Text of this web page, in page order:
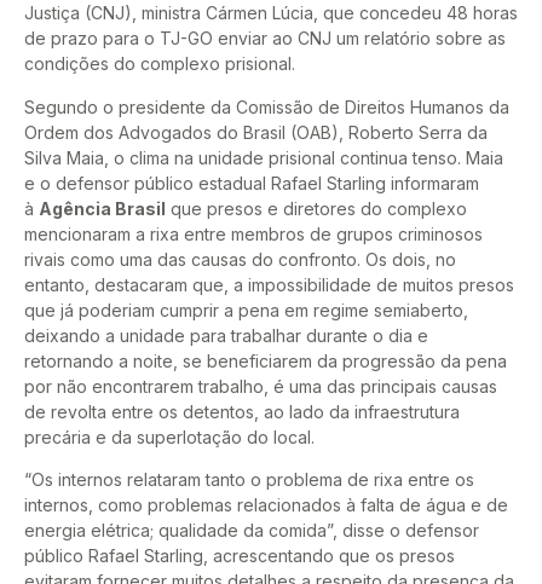
Justiça (CNJ), ministra Cármen Lúcia, que concedeu 48 horas
de prazo para o TJ-GO enviar ao CNJ um relatório sobre as
condições do complexo prisional.
Segundo o presidente da Comissão de Direitos Humanos da
Ordem dos Advogados do Brasil (OAB), Roberto Serra da
Silva Maia, o clima na unidade prisional continua tenso. Maia
e o defensor público estadual Rafael Starling informaram
à Agência Brasil que presos e diretores do complexo
mencionaram a rixa entre membros de grupos criminosos
rivais como uma das causas do confronto. Os dois, no
entanto, destacaram que, a impossibilidade de muitos presos
que já poderiam cumprir a pena em regime semiaberto,
deixando a unidade para trabalhar durante o dia e
retornando a noite, se beneficiarem da progressão da pena
por não encontrarem trabalho, é uma das principais causas
de revolta entre os detentos, ao lado da infraestrutura
precária e da superlotação do local.
“Os internos relataram tanto o problema de rixa entre os
internos, como problemas relacionados à falta de água e de
energia elétrica; qualidade da comida”, disse o defensor
público Rafael Starling, acrescentando que os presos